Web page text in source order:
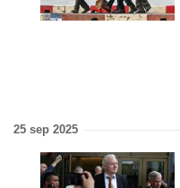
25 sep 2025